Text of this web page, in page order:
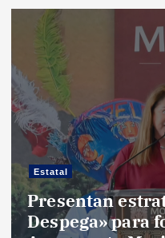
Estatal
Presentan
Despega» para